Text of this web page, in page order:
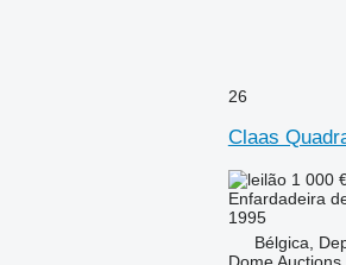
26
Claas
1 000
Enfardadeira
1995
Bélgica,